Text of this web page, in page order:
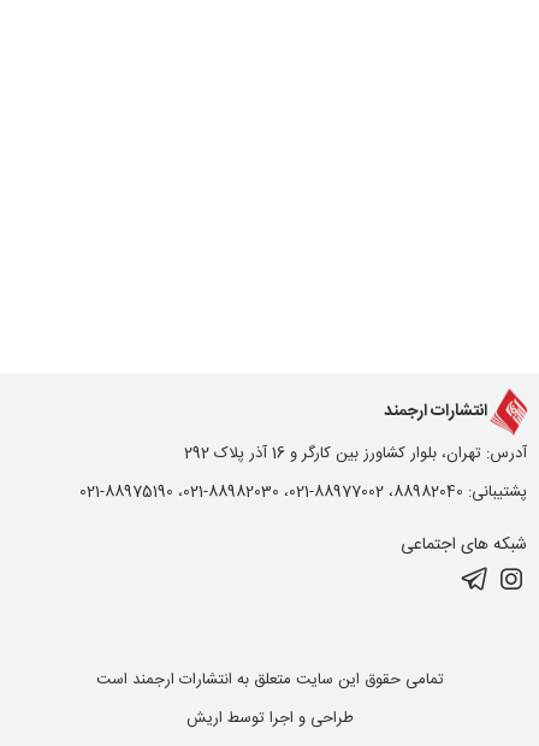
انتشارات ارجمند
آدرس: تهران، بلوار کشاورز بین کارگر و 16 آذر پلاک 292
پشتیبانی: 88982040، 88977002-021، 88982030-021، 88975190-021
شبکه های اجتماعی
تمامی حقوق این سایت متعلق به انتشارات ارجمند است
طراحی و اجرا توسط اریش